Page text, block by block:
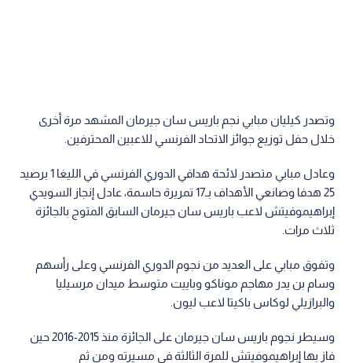
وتصدر كيليان مبابي نجم باريس سان جيرمان المشهد مرة أخرى
خلال حفل توزيع جوائز الاتحاد الفرنسي للاعبين المحترفين.
وعادل مبابي متصدر لائحة هدافي الدوري الفرنسي في الليغا 1 برصيد
25 هدفا وصانعي الأهداف بـ17 تمريرة حاسمة، عادل إنجاز السويدي
إبراهيموفيتش لاعب باريس سان جيرمان السابق المتوج بالجائزة
ثلاث مرات.
وتفوق مبابي على العديد من نجوم الدوري الفرنسي وعلى رأسهم
وسام بن يدر مهاجم موناكو وباييت متوسط ميدان مرسيليا
والبرازيلي لوكاس باكيتا لاعب ليون.
وسيطر نجوم باريس سان جيرمان على الجائزة منذ 2015-2016 حين
فاز بها إبراهيموفيتش للمرة الثالثة في مسيرته ومن ثم